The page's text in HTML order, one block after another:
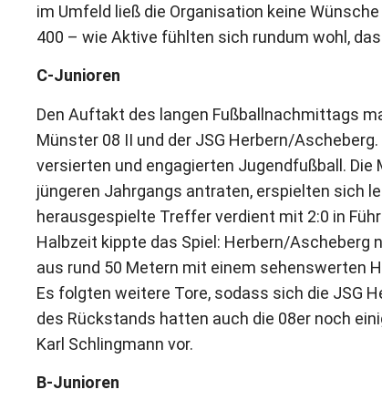
im Umfeld ließ die Organisation keine
400 – wie Aktive fühlten sich rundum wohl,
C-Junioren
Den Auftakt des langen Fußballnachmittags
Münster 08 II und der JSG Herbern/
versierten und engagierten Jugendfußball.
jüngeren Jahrgangs antraten, erspielten sich
herausgespielte Treffer verdient mit 2:0 in
Halbzeit kippte das Spiel: Herbern/Ascheberg
aus rund 50 Metern mit einem sehenswerten
Es folgten weitere Tore, sodass sich die JSG
des Rückstands hatten auch die 08er noch
Karl Schlingmann vor.
B-Junioren